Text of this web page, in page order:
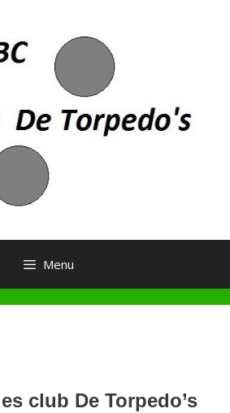
Menu
club De Torpedo’s